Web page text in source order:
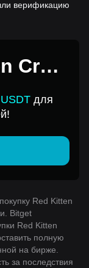
верификацию
Crew
для
Red Kitten
Bitget
Red Kitten
полную
на бирже.
за последствия